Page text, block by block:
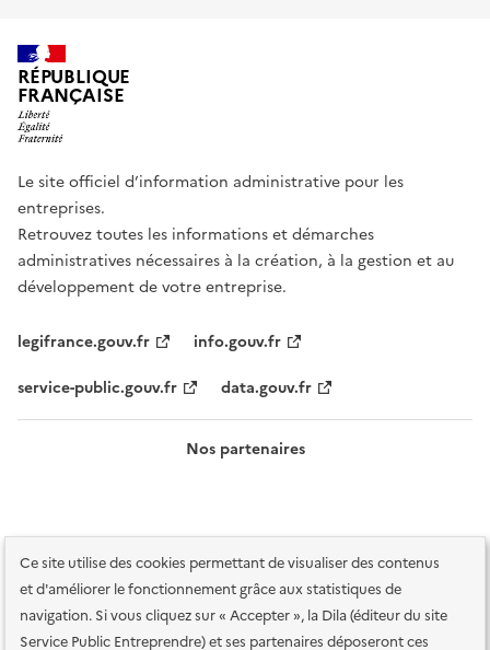
Ce site utilise des cookies permettant de visualiser des contenus
et d'améliorer le fonctionnement grâce aux statistiques de
navigation. Si vous cliquez sur « Accepter », la Dila (éditeur du site
Service Public Entreprendre) et ses partenaires déposeront ces
RÉPUBLIQUE
FRANÇAISE
Le site officiel d’information administrative pour les
entreprises.
Retrouvez toutes les informations et démarches
administratives nécessaires à la création, à la gestion et au
développement de votre entreprise.
legifrance.gouv.fr
info.gouv.fr
service-public.gouv.fr
data.gouv.fr
Nos partenaires